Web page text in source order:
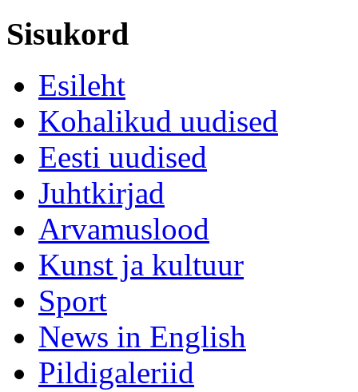
Sisukord
Esileht
Kohalikud uudised
Eesti uudised
Juhtkirjad
Arvamuslood
Kunst ja kultuur
Sport
News in English
Pildigaleriid